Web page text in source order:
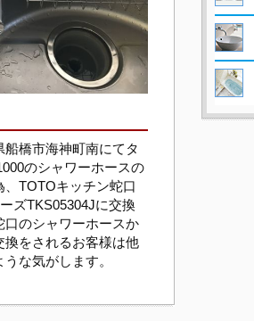
橋市海神町南にてタ
のシャワーホースの
TOTOキッチン蛇口
ズTKS05304Jに交換
のシャワーホースか
換をされるお客様は他
な気がします。